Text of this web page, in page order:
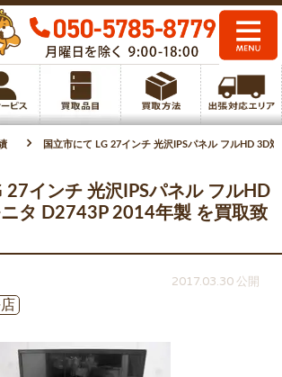
国立市にて LG 27インチ 光沢IPSパネル フルHD 3D
27インチ 光沢IPSパネル フルHD
タ D2743P 2014年製 を買取致
2017.03.30 公開